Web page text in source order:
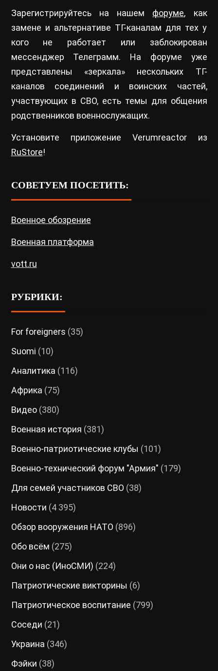
Зарегистрируйтесь на нашем форуме, как
замене и альтернативе ТГ-каналам для тех у
кого не работает или заблокирован
мессенджер Телеграмм. На форуме уже
представлены «зеркала» нескольких ТГ-
каналов соединений и воинских частей,
участвующих в СВО, есть темы для общения
родственников военнослужащих.
Установите приложение Verumreactor из
RuStore!
СОВЕТУЕМ ПОСЕТИТЬ:
Военное обозрение
Военная платформа
vott.ru
РУБРИКИ:
For foreigners (35)
Suomi (10)
Аналитика (116)
Африка (75)
Видео(380)
Военная история (381)
Военно-патриотические клубы (101)
Военно-технический форум "Армия" (179)
Для семей участников СВО (38)
Новости (4 395)
Обзор вооружения НАТО (896)
Обо всём (275)
Они о нас (ИноСМИ) (224)
Патриотические викторины (6)
Патриотическое воспитание (799)
Соседи (21)
Украина (346)
Фэйки (38)